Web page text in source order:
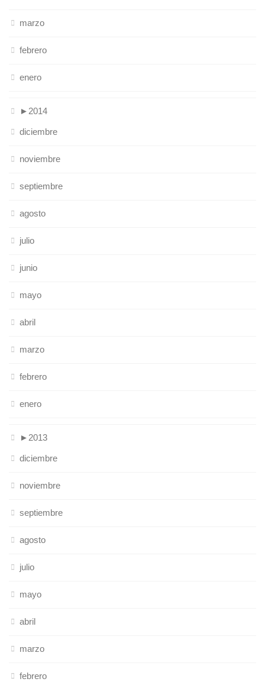
marzo
febrero
enero
► 2014
diciembre
noviembre
septiembre
agosto
julio
junio
mayo
abril
marzo
febrero
enero
► 2013
diciembre
noviembre
septiembre
agosto
julio
mayo
abril
marzo
febrero